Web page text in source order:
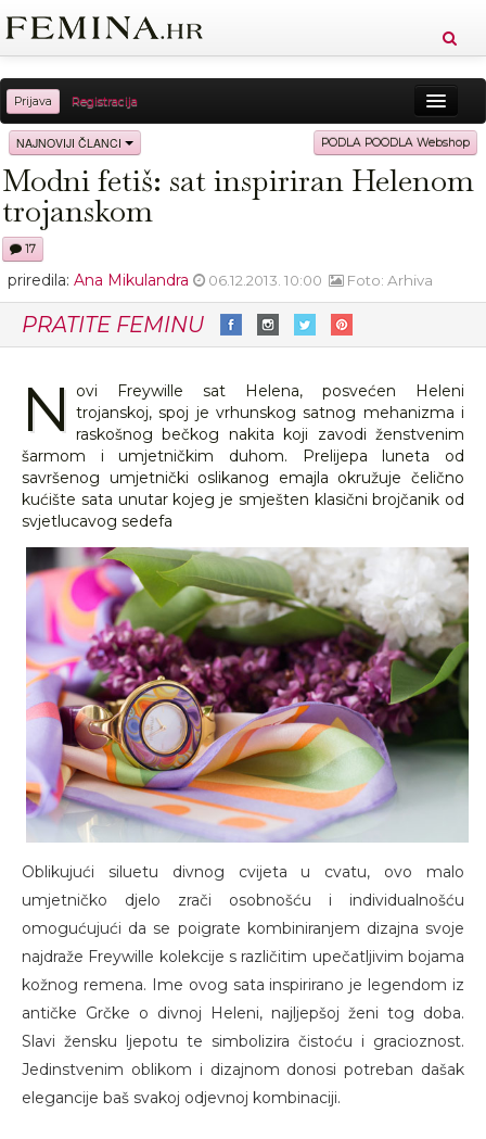
Prijava Registracija
Sreća Zdravlje Vitkost
Moda Ljubav Relax Putovanja Recepti
NAJNOVIJI ČLANCI PODLA POODLA Webshop
Modni fetiš: sat inspiriran Helenom
trojanskom
17
priredila: Ana Mikulandra 06.12.2013. 10:00 Foto: Arhiva
PRATITE FEMINU
N ovi Freywille sat Helena, posvećen Heleni
trojanskoj, spoj je vrhunskog satnog mehanizma i
raskošnog bečkog nakita koji zavodi ženstvenim
šarmom i umjetničkim duhom. Prelijepa luneta od
savršenog umjetnički oslikanog emajla okružuje čelično
kućište sata unutar kojeg je smješten klasični brojčanik od
svjetlucavog sedefa
Oblikujući siluetu divnog cvijeta u cvatu, ovo malo
umjetničko djelo zrači osobnošću i individualnošću
omogućujući da se poigrate kombiniranjem dizajna svoje
najdraže Freywille kolekcije s različitim upečatljivim bojama
kožnog remena. Ime ovog sata inspirirano je legendom iz
antičke Grčke o divnoj Heleni, najljepšoj ženi tog doba.
Slavi žensku ljepotu te simbolizira čistoću i gracioznost.
Jedinstvenim oblikom i dizajnom donosi potreban dašak
elegancije baš svakoj odjevnoj kombinaciji.